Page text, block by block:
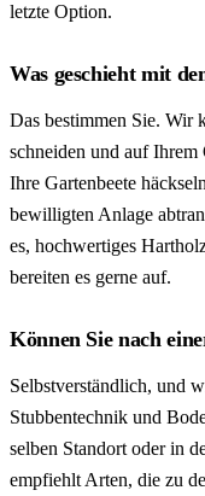
letzte Option.
Was geschieht mit
Das bestimmen Sie. Wir
schneiden und auf
Ihre Gartenbeete
bewilligten Anlage
es, hochwertiges
bereiten es gerne auf.
Können Sie nach
Selbstverständlich, und
Stubbentechnik und
selben Standort oder in
empfiehlt Arten, die zu